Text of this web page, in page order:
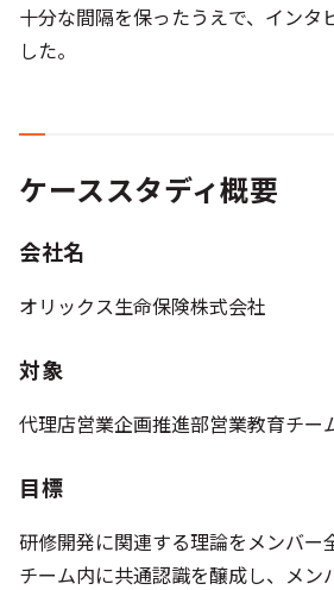
十分な間隔を保ったうえで、インタ
した。
ケーススタディ概要
会社名
オリックス生命保険株式会社
対象
代理店営業企画推進部営業教育チ
目標
研修開発に関連する理論をメンバー
チーム内に共通認識を醸成し、メン